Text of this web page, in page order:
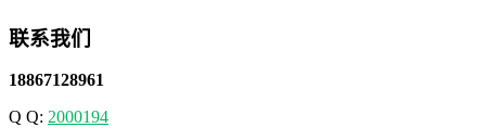
联系我们
18867128961
Q Q: 2000194